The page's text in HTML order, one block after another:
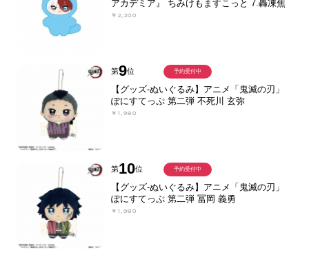
アカデミア』 ちみけもますこっと 7.轟凍焦
￥2,200
第9位
【グッズ-ぬいぐるみ】アニメ「鬼滅の刃」
ぽにすてっぷ 第二弾 不死川 玄弥
￥1,980
予約受付中
第10位
【グッズ-ぬいぐるみ】アニメ「鬼滅の刃」
ぽにすてっぷ 第二弾 冨岡 義勇
￥1,980
予約受付中